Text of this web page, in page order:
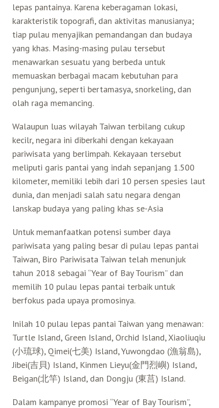
Wisata Yang Dapat Diakses
Belanja
Pasar Malam
lepas pantainya. Karena keberagaman lokasi,
karakteristik topografi, dan aktivitas manusianya;
tiap pulau menyajikan pemandangan dan budaya
yang khas. Masing-masing pulau tersebut
menawarkan sesuatu yang berbeda untuk
memuaskan berbagai macam kebutuhan para
pengunjung, seperti bertamasya, snorkeling, dan
olah raga memancing.
Walaupun luas wilayah Taiwan terbilang cukup
kecilr, negara ini diberkahi dengan kekayaan
pariwisata yang berlimpah. Kekayaan tersebut
meliputi garis pantai yang indah sepanjang 1.500
kilometer, memiliki lebih dari 10 persen spesies laut
dunia, dan menjadi salah satu negara dengan
lanskap budaya yang paling khas se-Asia
Untuk memanfaatkan potensi sumber daya
pariwisata yang paling besar di pulau lepas pantai
Taiwan, Biro Pariwisata Taiwan telah menunjuk
tahun 2018 sebagai “Year of Bay Tourism” dan
memilih 10 pulau lepas pantai terbaik untuk
berfokus pada upaya promosinya.
Inilah 10 pulau lepas pantai Taiwan yang menawan:
Turtle Island, Green Island, Orchid Island, Xiaoliuqiu
(小琉球), Qimei(七美) Island, Yuwongdao (漁翁島),
Jibei(吉貝) Island, Kinmen Lieyu(金門烈嶼) Island,
Beigan(北竿) Island, dan Dongju (東莒) Island.
Dalam kampanye promosi “Year of Bay Tourism”,